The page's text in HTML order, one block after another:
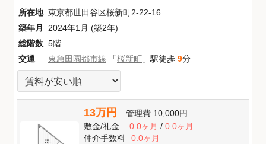
所在地 東京都世田谷区桜新町2-22-16
築年月
2024年1月 (築2年)
総階数 5階
交通
東急田園都市線 「桜新町 」駅徒歩 9分
13万円 管理費 10,000円
敷金/礼金 0.0ヶ月/ 0.0ヶ月
仲介手数料
0.0ヶ月